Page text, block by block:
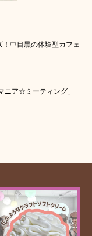
中目黒の体験型カフェ
ニア☆ミーティング」